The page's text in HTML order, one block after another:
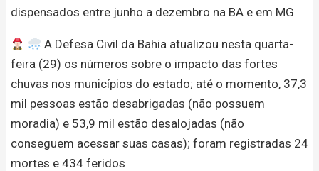
dispensados entre junho a dezembro na BA e em MG
A Defesa Civil da Bahia atualizou nesta quarta-
feira (29) os números sobre o impacto das fortes
chuvas nos municípios do estado; até o momento, 37,3
mil pessoas estão desabrigadas (não possuem
moradia) e 53,9 mil estão desalojadas (não
conseguem acessar suas casas); foram registradas 24
mortes e 434 feridos